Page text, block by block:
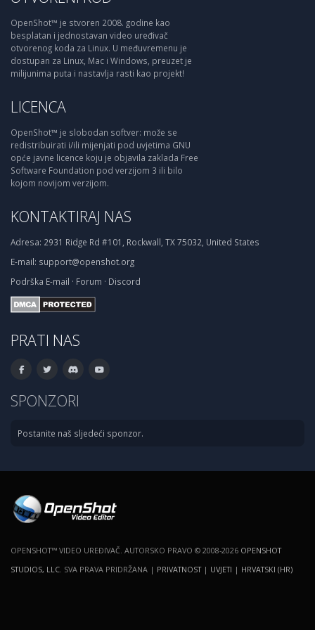
OpenShot™ je stvoren 2008. godine kao
besplatan i jednostavan video uređivač
otvorenog koda za Linux. U međuvremenu je
dostupan za Linux, Mac i Windows, preuzet je
milijunima puta i nastavlja rasti kao projekt!
LICENCA
OpenShot™ je slobodan softver: može se
redistribuirati i/ili mijenjati pod uvjetima GNU
opće javne licence koju je objavila zaklada Free
Software Foundation pod verzijom 3 ili bilo
kojom novijom verzijom.
KONTAKTIRAJ NAS
Adresa: 2931 Ridge Rd #101, Rockwall, TX 75032, United States
E-mail: support@openshot.org
Podrška E-mail · Forum · Discord
PRATI NAS
SPONZORI
Postanite naš sljedeći sponzor.
OPENSHOT™ VIDEO UREĐIVAČ. AUTORSKO PRAVO © 2008-2026 OPENSHOT
STUDIOS, LLC . SVA PRAVA PRIDRŽANA | PRIVATNOST| UVJETI | HRVATSKI (HR)